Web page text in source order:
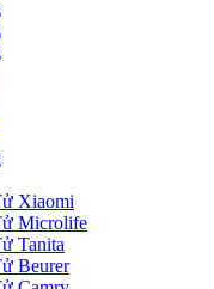
Xiaomi
Microlife
Tanita
Beurer